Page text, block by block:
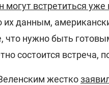
могут встретиться уже
данным,
что нужно быть
состоится встреча,
жестко